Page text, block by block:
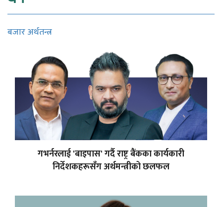
बजार अर्थतन्त्र
गभर्नरलाई 'बाइपास' गर्दै राष्ट्र बैंकका कार्यकारी
निर्देशकहरूसँग अर्थमन्त्रीको छलफल